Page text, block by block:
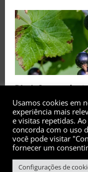
Black Currant é a
Redação MC 0
Copyright©
Usamos cookies em
experiência mais
e visitas repetidas.
concorda com o uso
você pode visitar
fornecer um
Configurações de